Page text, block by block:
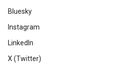
Bluesky
Instagram
LinkedIn
X (Twitter)